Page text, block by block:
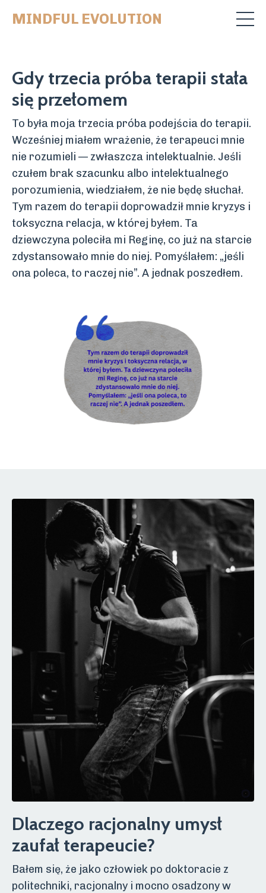
MINDFUL EVOLUTION
Gdy trzecia próba terapii stała
się przełomem
To była moja trzecia próba podejścia do terapii.
Wcześniej miałem wrażenie, że terapeuci mnie
nie rozumieli — zwłaszcza intelektualnie. Jeśli
czułem brak szacunku albo intelektualnego
porozumienia, wiedziałem, że nie będę słuchał.
Tym razem do terapii doprowadził mnie kryzys i
toksyczna relacja, w której byłem. Ta
dziewczyna poleciła mi Reginę, co już na starcie
zdystansowało mnie do niej. Pomyślałem: „jeśli
ona poleca, to raczej nie”. A jednak poszedłem.
Dlaczego racjonalny umysł
zaufał terapeucie?
Bałem się, że jako człowiek po doktoracie z
politechniki, racjonalny i mocno osadzony w